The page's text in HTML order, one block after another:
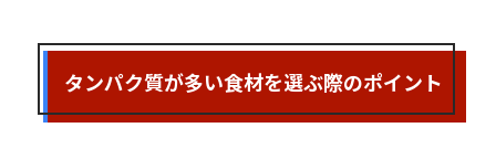
タンパク質が多い食材を選ぶ際のポイント